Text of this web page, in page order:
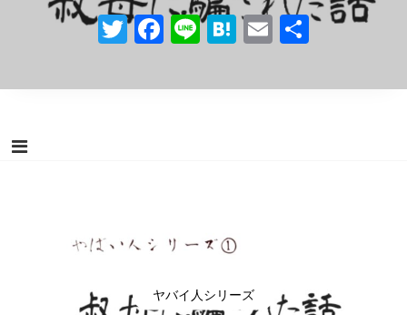
Twitter
Facebook
LineHatena
Email
共
Twitter
Facebook
LineHatena
Email
共
Twitter
Facebook
LineHatena
Email
共
Twitter
Facebook
LineHatena
Email
共
Twitter
Facebook
LineHatena
Email
共
Twitter
Facebook
LineHatena
Email
共
Twitter
Facebook
LineHatena
Email
共
Twitter
Facebook
LineHatena
Email
共
Twitter
Facebook
LineHatena
Email
共
Twitter
Facebook
LineHatena
Email
共
ヤバイ人シリーズ